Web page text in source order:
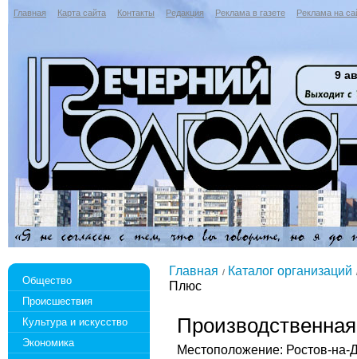
Главная Карта сайта Контакты Редакция Реклама в газете Реклама на
9
Общество
Происшествия
Культура и искусство
Экономика
Главная
Каталог организаций
Плюс
Местоположение: Ростов-на-